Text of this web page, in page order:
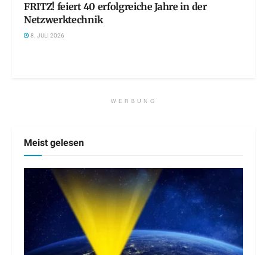
FRITZ! feiert 40 erfolgreiche Jahre in der
Netzwerktechnik
8. JULI 2026
WERBUNG
Meist gelesen